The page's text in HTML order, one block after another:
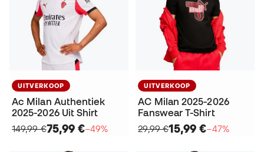
UITVERKOOP
Ac Milan Authentiek
2025-2026 Uit Shirt
149,99 €75,99 €−49%
UITVERKOOP
AC Milan 2025-2026
Fanswear T-Shirt
29,99 €15,99 €−47%